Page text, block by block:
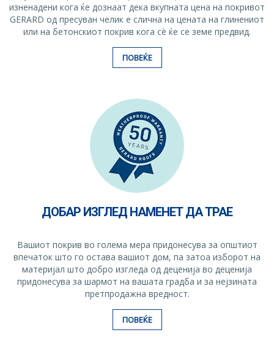
изненадени кога ќе дознаат дека вкупната цена на покривот
GERARD од пресуван челик е слична на цената на глинениот
или на бетонскиот покрив кога сè ќе се земе предвид.
ПОВЕЌЕ
ДОБАР ИЗГЛЕД НАМЕНЕТ ДА ТРАЕ
Вашиот покрив во голема мера придонесува за општиот
впечаток што го остава вашиот дом, па затоа изборот на
материјал што добро изгледа од деценија во деценија
придонесува за шармот на вашата градба и за нејзината
претпродажна вредност.
ПОВЕЌЕ